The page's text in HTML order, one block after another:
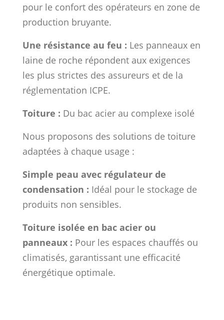
pour le confort des opérateurs en zone de
production bruyante.
Une résistance au feu : Les panneaux en
laine de roche répondent aux exigences
les plus strictes des assureurs et de la
réglementation ICPE.
Toiture : Du bac acier au complexe isolé
Nous proposons des solutions de toiture
adaptées à chaque usage :
Simple peau avec régulateur de
condensation : Idéal pour le stockage de
produits non sensibles.
Toiture isolée en bac acier ou
panneaux : Pour les espaces chauffés ou
climatisés, garantissant une efficacité
énergétique optimale.